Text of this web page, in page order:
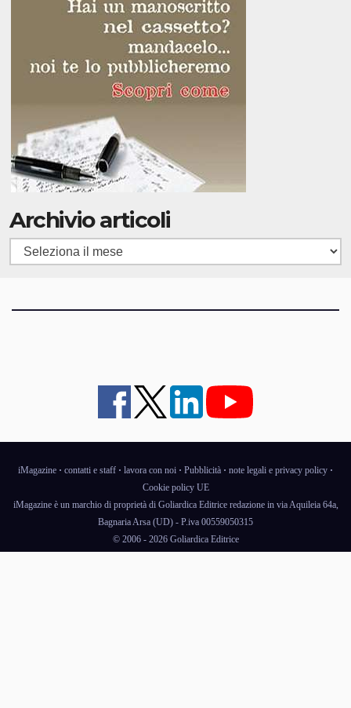
Archivio articoli
Archivio
articoli
iMagazine · contatti e staff · lavora con noi · Pubblicità · note legali e privacy policy ·
Cookie policy UE
iMagazine è un marchio di proprietà di Goliardica Editrice redazione in via Aquileia 64a,
Bagnaria Arsa (UD) - P.iva 00559050315
© 2006 - 2026 Goliardica Editrice